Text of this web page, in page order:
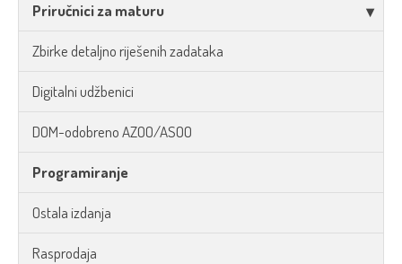
Priručnici za maturu
Zbirke detaljno riješenih zadataka
Digitalni udžbenici
DOM-odobreno AZOO/ASOO
Programiranje
Ostala izdanja
Rasprodaja